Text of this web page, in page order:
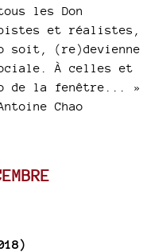
les Don
et réalistes,
soit, (re)devienne
À celles et
de la fenêtre... »
Chao